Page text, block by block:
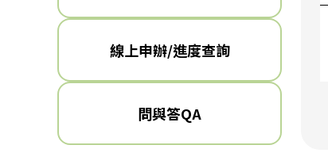
線上申辦/進度查詢
問與答QA